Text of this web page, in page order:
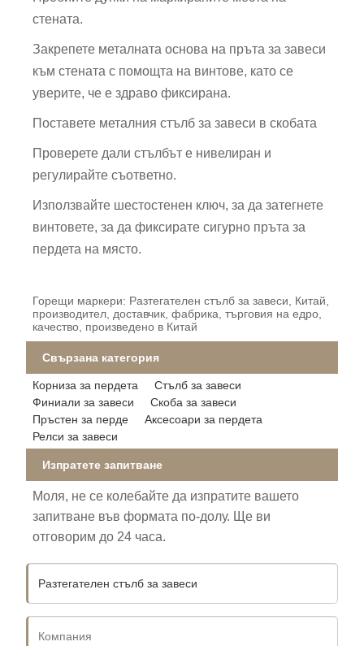
стената.
Закрепете металната основа на пръта за завеси
към стената с помощта на винтове, като се
уверите, че е здраво фиксирана.
Поставете металния стълб за завеси в скобата
Проверете дали стълбът е нивелиран и
регулирайте съответно.
Използвайте шестостенен ключ, за да затегнете
винтовете, за да фиксирате сигурно пръта за
пердета на място.
Горещи маркери: Разтегателен стълб за завеси, Китай,
производител, доставчик, фабрика, търговия на едро,
качество, произведено в Китай
Свързана категория
Корниза за пердета
Стълб за завеси
Финиали за завеси
Скоба за завеси
Пръстен за перде
Аксесоари за пердета
Релси за завеси
Изпратете запитване
Моля, не се колебайте да изпратите вашето
запитване във формата по-долу. Ще ви
отговорим до 24 часа.